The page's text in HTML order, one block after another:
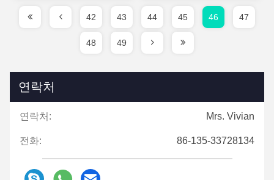
42 43 44 45 46 47
48 49
연락처
연락처: Mrs. Vivian
전화: 86-135-33728134